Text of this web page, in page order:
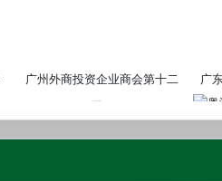
广州外商投资企业商会第十二
届...
广